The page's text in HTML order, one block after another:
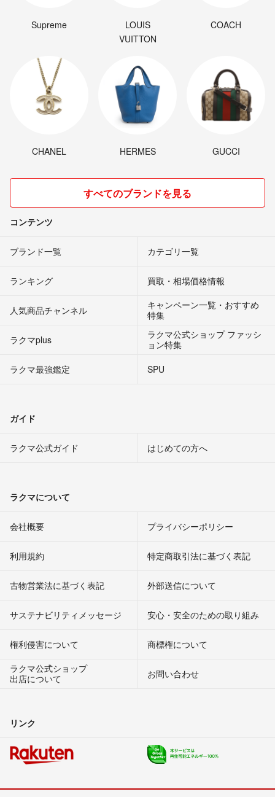
Supreme
LOUIS
VUITTON
COACH
CHANEL HERMES GUCCI
すべてのブランドを見る
コンテンツ
ブランド一覧 カテゴリ一覧
ランキング 買取・相場価格情報
人気商品チャンネル
キャンペーン一覧・おすすめ
特集
ラクマplus
ラクマ公式ショップ ファッシ
ョン特集
ラクマ最強鑑定
SPU
ガイド
ラクマ公式ガイド はじめての方へ
ラクマについて
会社概要 プライバシーポリシー
利用規約 特定商取引法に基づく表記
古物営業法に基づく表記 外部送信について
サステナビリティメッセージ 安心・安全のための取り組み
権利侵害について
商標権について
ラクマ公式ショップ
出店について
お問い合わせ
リンク